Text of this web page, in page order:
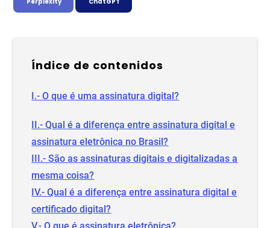
Índice de contenidos
I.- O que é uma assinatura digital?
II.- Qual é a diferença entre assinatura digital e
assinatura eletrônica no Brasil?
III.- São as assinaturas digitais e digitalizadas a
mesma coisa?
IV.- Qual é a diferença entre assinatura digital e
certificado digital?